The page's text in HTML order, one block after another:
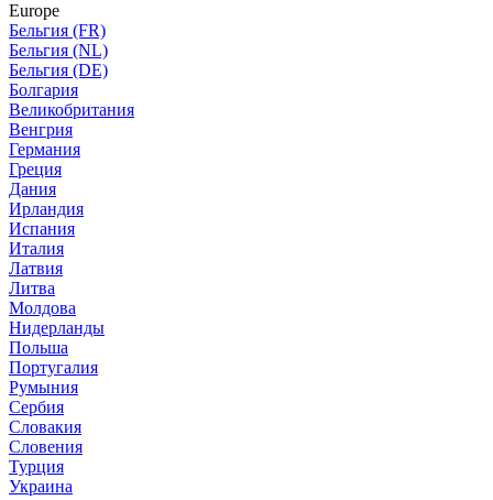
Europe
Бельгия (FR)
Бельгия (NL)
Бельгия (DE)
Болгария
Великобритания
Венгрия
Германия
Греция
Дания
Ирландия
Испания
Италия
Латвия
Литва
Молдова
Нидерланды
Польша
Португалия
Румыния
Сербия
Словакия
Словения
Турция
Украина